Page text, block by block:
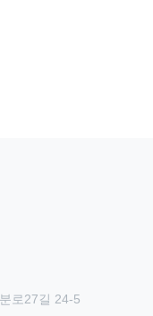
로27길 24-5